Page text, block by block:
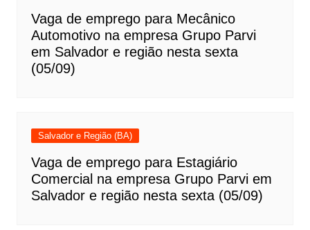
Vaga de emprego para Mecânico
Automotivo na empresa Grupo Parvi
em Salvador e região nesta sexta
(05/09)
Salvador e Região (BA)
Vaga de emprego para Estagiário
Comercial na empresa Grupo Parvi em
Salvador e região nesta sexta (05/09)